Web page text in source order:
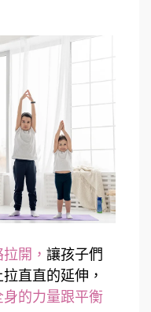
開， 讓孩子們
直直的延伸，
身的力量跟平衡